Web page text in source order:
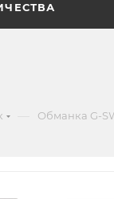
Обманка G-